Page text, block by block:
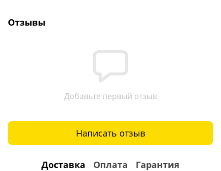
Отзывы
Добавьте первый отзыв
Написать отзыв
Доставка Оплата Гарантия